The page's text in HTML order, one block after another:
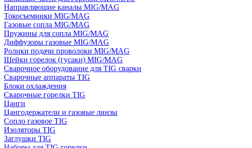
Направляющие каналы MIG/MAG
Токосъемники MIG/MAG
Газовые сопла MIG/MAG
Пружины для сопла MIG/MAG
Диффузоры газовые MIG/MAG
Ролики подачи проволоки MIG/MAG
Шейки горелок (гусаки) MIG/MAG
Сварочное оборудование для TIG сварки
Сварочные аппараты TIG
Блоки охлаждения
Сварочные горелки TIG
Цанги
Цангодержатели и газовые линзы
Сопло газовое TIG
Изоляторы TIG
Заглушки TIG